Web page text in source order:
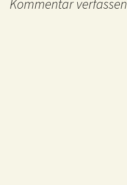
Kommentar verfassen